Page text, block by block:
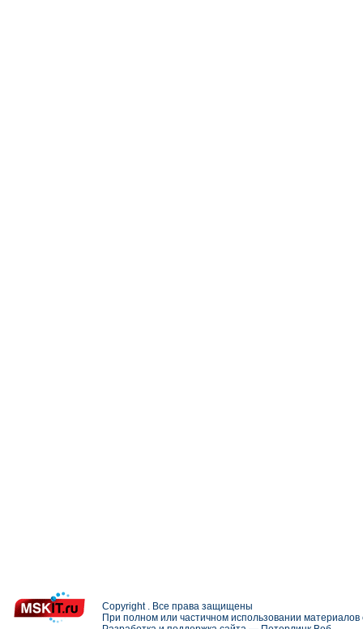
Copyright . Все права защищены
При полном или частичном использовании